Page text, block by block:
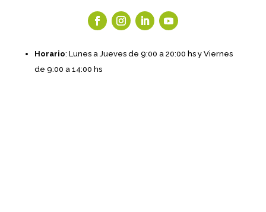
Horario: Lunes a Jueves de 9:00 a 20:00 hs y Viernes
de 9:00 a 14:00 hs